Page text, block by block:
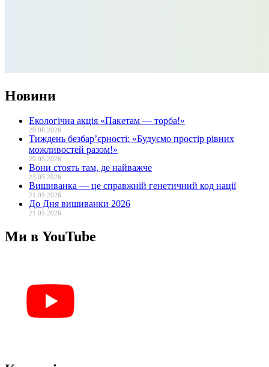
Новини
Екологічна акція «Пакетам — торба!»
29.06.2026
Тиждень безбар’єрності: «Будуємо простір рівних
можливостей разом!»
29.05.2026
Вони стоять там, де найважче
23.05.2026
Вишиванка — це справжній генетичний код нації
21.05.2026
До Дня вишиванки 2026
21.05.2026
Ми в YouTube